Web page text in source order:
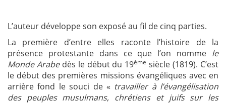
L’auteur développe son exposé au fil de cinq parties.
La première d’entre elles raconte l’histoire de la
présence protestante dans ce que l’on nomme le
Monde Arabedès le début du 19ème siècle (1819). C’est
le début des premières missions évangéliques avec en
arrière fond le souci de « travailler à l’évangélisation
des peuples musulmans, chrétiens et juifs sur les